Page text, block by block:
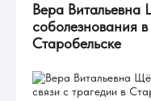
Вера Витальевна
соболезнования
Старобельске